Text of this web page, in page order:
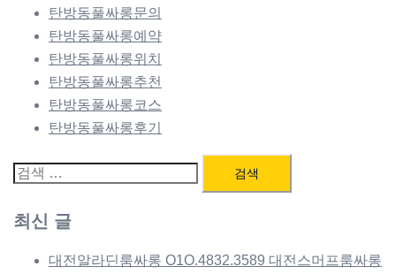
탄방동풀싸롱문의
탄방동풀싸롱예약
탄방동풀싸롱위치
탄방동풀싸롱추천
탄방동풀싸롱코스
탄방동풀싸롱후기
검
최신 글
대전알라딘룸싸롱 O1O.4832.3589 대전스머프룸싸롱